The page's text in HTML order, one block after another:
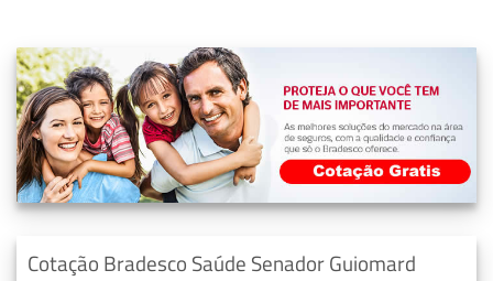
Cotação Bradesco Saúde Senador Guiomard